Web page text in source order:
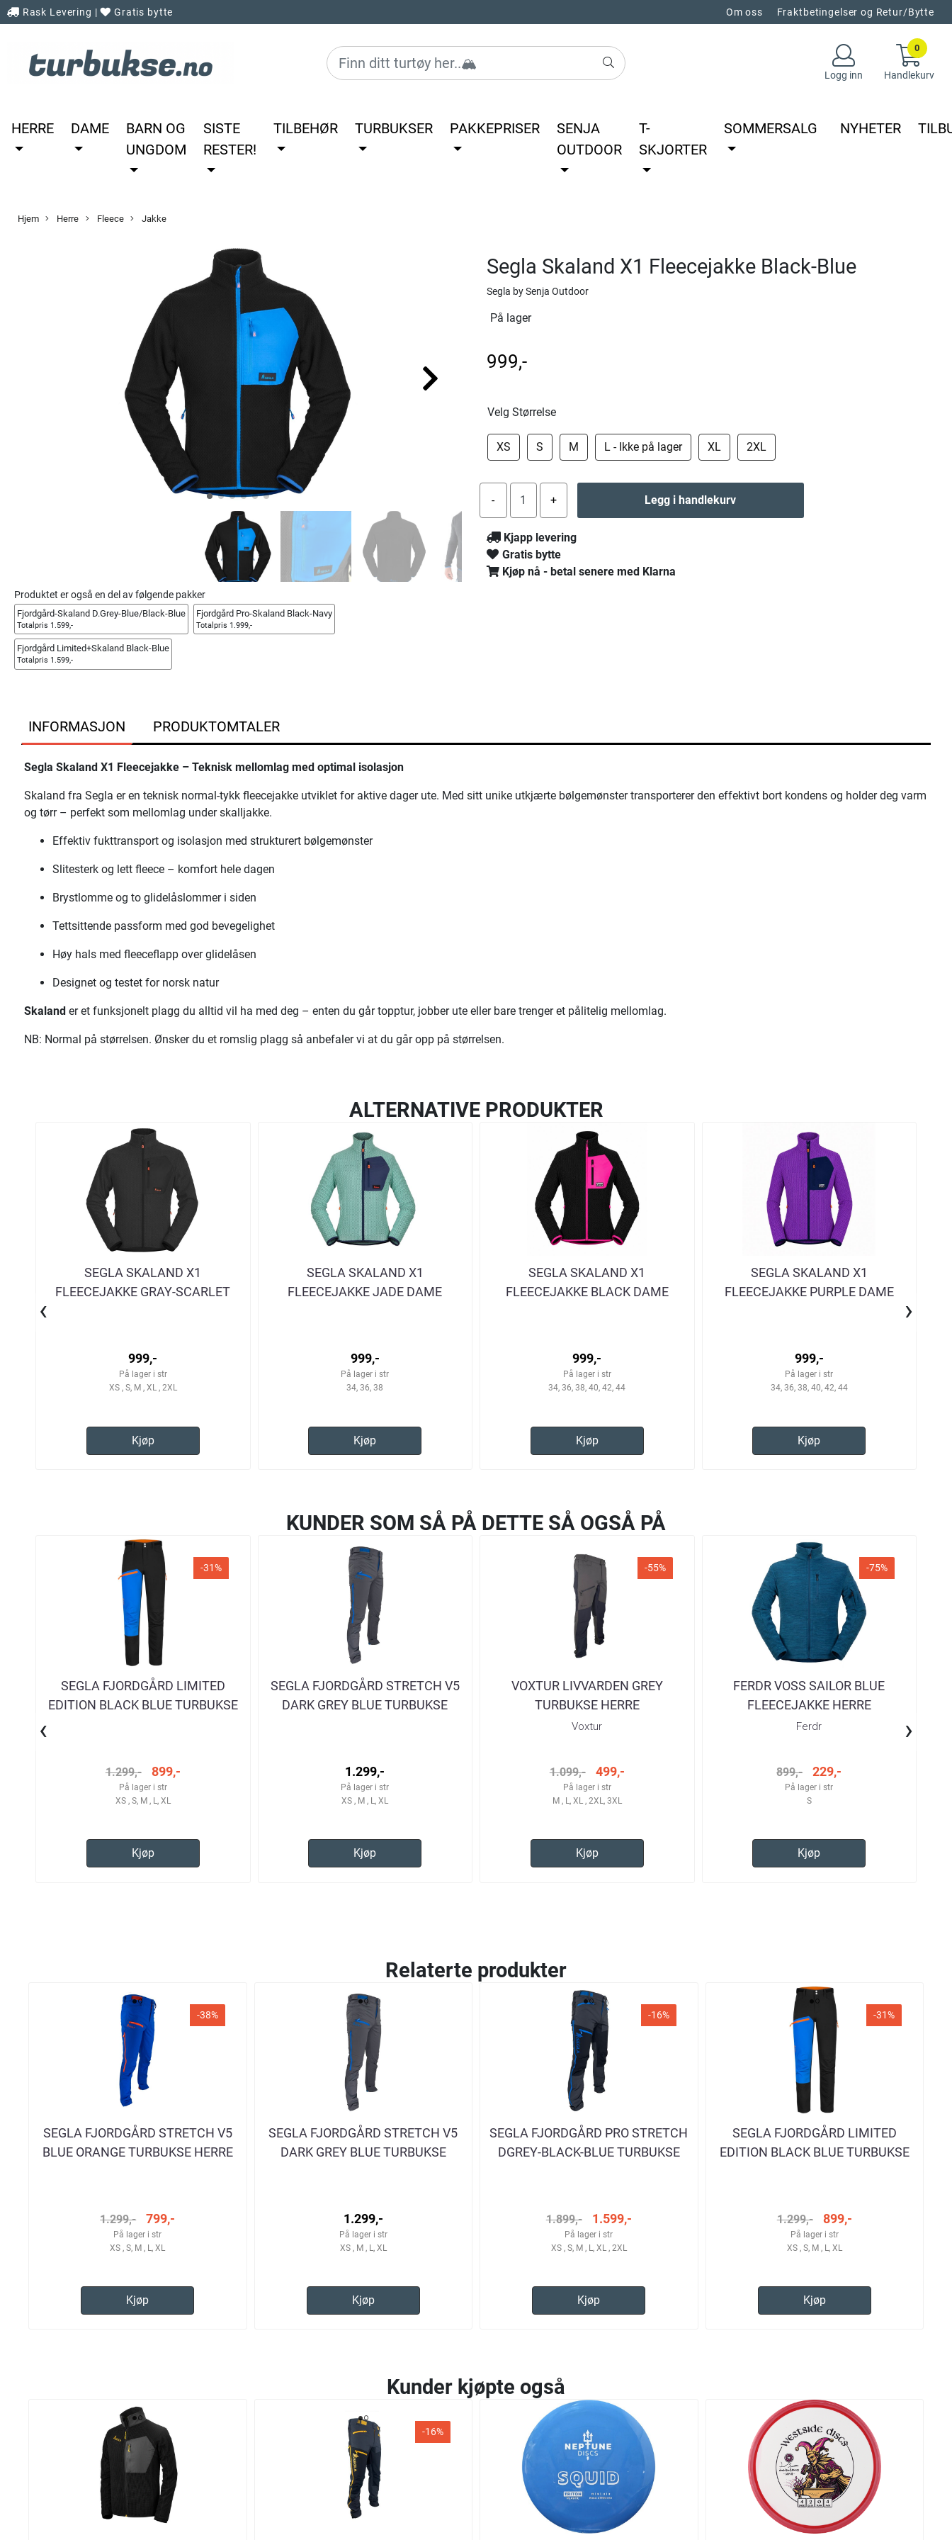
Rask Levering | Gratis bytte Om oss Fraktbetingelser og Retur/Bytte
Logg inn
0
Handlekurv
HERRE DAME
BARN OG
UNGDOM
SISTE
RESTER!
TILBEHØR TURBUKSER PAKKEPRISER
SENJA
OUTDOOR
T-
SKJORTER
SOMMERSALG NYHETER
Hjem Herre Fleece Jakke
Produktet er også en del av følgende pakker
Fjordgård-Skaland D.Grey-Blue/Black-Blue
Totalpris 1.599,-
Fjordgård Pro-Skaland Black-Navy
Totalpris 1.999,-
Fjordgård Limited+Skaland Black-Blue
Totalpris 1.599,-
Segla Skaland X1 Fleecejakke Black-Blue
Segla by Senja Outdoor
På lager
999,-
Velg Størrelse
XS S M L - Ikke på lager XL 2XL
Legg i handlekurv
Kjapp levering
Gratis bytte
Kjøp nå - betal senere med Klarna
INFORMASJON PRODUKTOMTALER
Segla Skaland X1 Fleecejakke – Teknisk mellomlag med optimal isolasjon
Skaland fra Segla er en teknisk normal-tykk fleecejakke utviklet for aktive dager ute. Med sitt unike utkjærte bølgemønster transporterer den effektivt bort kondens og holder deg varm
og tørr – perfekt som mellomlag under skalljakke.
Effektiv fukttransport og isolasjon med strukturert bølgemønster
Slitesterk og lett fleece – komfort hele dagen
Brystlomme og to glidelåslommer i siden
Tettsittende passform med god bevegelighet
Høy hals med fleeceflapp over glidelåsen
Designet og testet for norsk natur
Skaland er et funksjonelt plagg du alltid vil ha med deg – enten du går topptur, jobber ute eller bare trenger et pålitelig mellomlag.
NB: Normal på størrelsen. Ønsker du et romslig plagg så anbefaler vi at du går opp på størrelsen.
ALTERNATIVE PRODUKTER
SEGLA SKALAND X1
FLEECEJAKKE GRAY-SCARLET
999,-
På lager i str
XS , S, M , XL , 2XL
Kjøp
SEGLA SKALAND X1
FLEECEJAKKE JADE DAME
999,-
På lager i str
34, 36, 38
Kjøp
SEGLA SKALAND X1
FLEECEJAKKE BLACK DAME
999,-
På lager i str
34, 36, 38, 40, 42, 44
Kjøp
SEGLA SKALAND X1
FLEECEJAKKE PURPLE DAME
999,-
På lager i str
34, 36, 38, 40, 42, 44
Kjøp
‹ ›
KUNDER SOM SÅ PÅ DETTE SÅ OGSÅ PÅ
-31%
SEGLA FJORDGÅRD LIMITED
EDITION BLACK BLUE TURBUKSE
1.299,- 899,-
På lager i str
XS , S, M , L, XL
Kjøp
SEGLA FJORDGÅRD STRETCH V5
DARK GREY BLUE TURBUKSE
1.299,-
På lager i str
XS , M , L, XL
Kjøp
-55%
VOXTUR LIVVARDEN GREY
TURBUKSE HERRE
Voxtur
1.099,- 499,-
På lager i str
M , L, XL , 2XL, 3XL
Kjøp
-75%
FERDR VOSS SAILOR BLUE
FLEECEJAKKE HERRE
Ferdr
899,- 229,-
På lager i str
S
Kjøp
‹ ›
Relaterte produkter
-38%
SEGLA FJORDGÅRD STRETCH V5
BLUE ORANGE TURBUKSE HERRE
1.299,- 799,-
På lager i str
XS , S, M , L, XL
Kjøp
SEGLA FJORDGÅRD STRETCH V5
DARK GREY BLUE TURBUKSE
1.299,-
På lager i str
XS , M , L, XL
Kjøp
-16%
SEGLA FJORDGÅRD PRO STRETCH
DGREY-BLACK-BLUE TURBUKSE
1.899,- 1.599,-
På lager i str
XS , S, M , L, XL , 2XL
Kjøp
-31%
SEGLA FJORDGÅRD LIMITED
EDITION BLACK BLUE TURBUKSE
1.299,- 899,-
På lager i str
XS , S, M , L, XL
Kjøp
Kunder kjøpte også
-16%